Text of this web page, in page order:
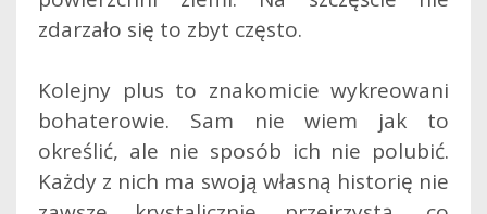
zdarzało się to zbyt często.
Kolejny plus to znakomicie wykreowani
bohaterowie. Sam nie wiem jak to
określić, ale nie sposób ich nie polubić.
Każdy z nich ma swoją własną historię nie